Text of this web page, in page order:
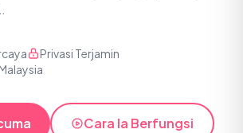
Privasi Terjamin
Cara Ia Berfungsi